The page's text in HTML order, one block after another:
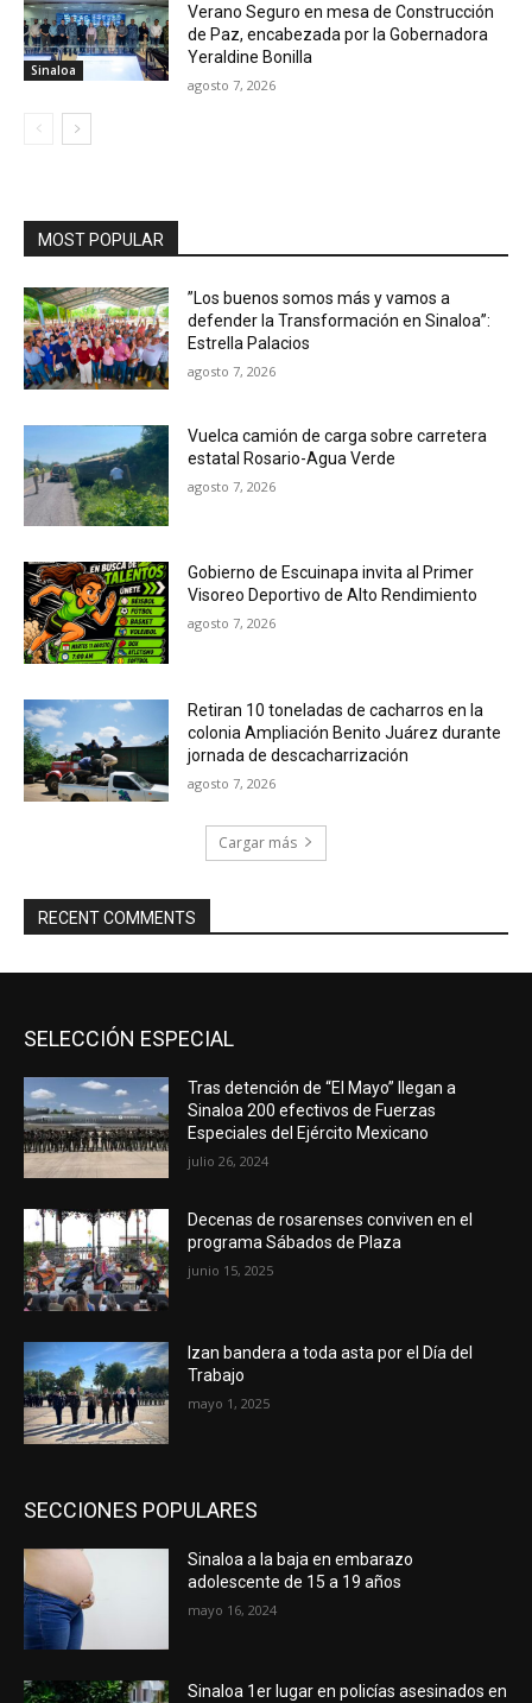
Sinaloa
Verano Seguro en mesa de Construcción
de Paz, encabezada por la Gobernadora
Yeraldine Bonilla
agosto 7, 2026
MOST POPULAR
”Los buenos somos más y vamos a
defender la Transformación en Sinaloa”:
Estrella Palacios
agosto 7, 2026
Vuelca camión de carga sobre carretera
estatal Rosario-Agua Verde
agosto 7, 2026
Gobierno de Escuinapa invita al Primer
Visoreo Deportivo de Alto Rendimiento
agosto 7, 2026
Retiran 10 toneladas de cacharros en la
colonia Ampliación Benito Juárez durante
jornada de descacharrización
agosto 7, 2026
Cargar más
RECENT COMMENTS
SELECCIÓN ESPECIAL
Tras detención de “El Mayo” llegan a
Sinaloa 200 efectivos de Fuerzas
Especiales del Ejército Mexicano
julio 26, 2024
Decenas de rosarenses conviven en el
programa Sábados de Plaza
junio 15, 2025
Izan bandera a toda asta por el Día del
Trabajo
mayo 1, 2025
SECCIONES POPULARES
Sinaloa a la baja en embarazo
adolescente de 15 a 19 años
mayo 16, 2024
Sinaloa 1er lugar en policías asesinados en